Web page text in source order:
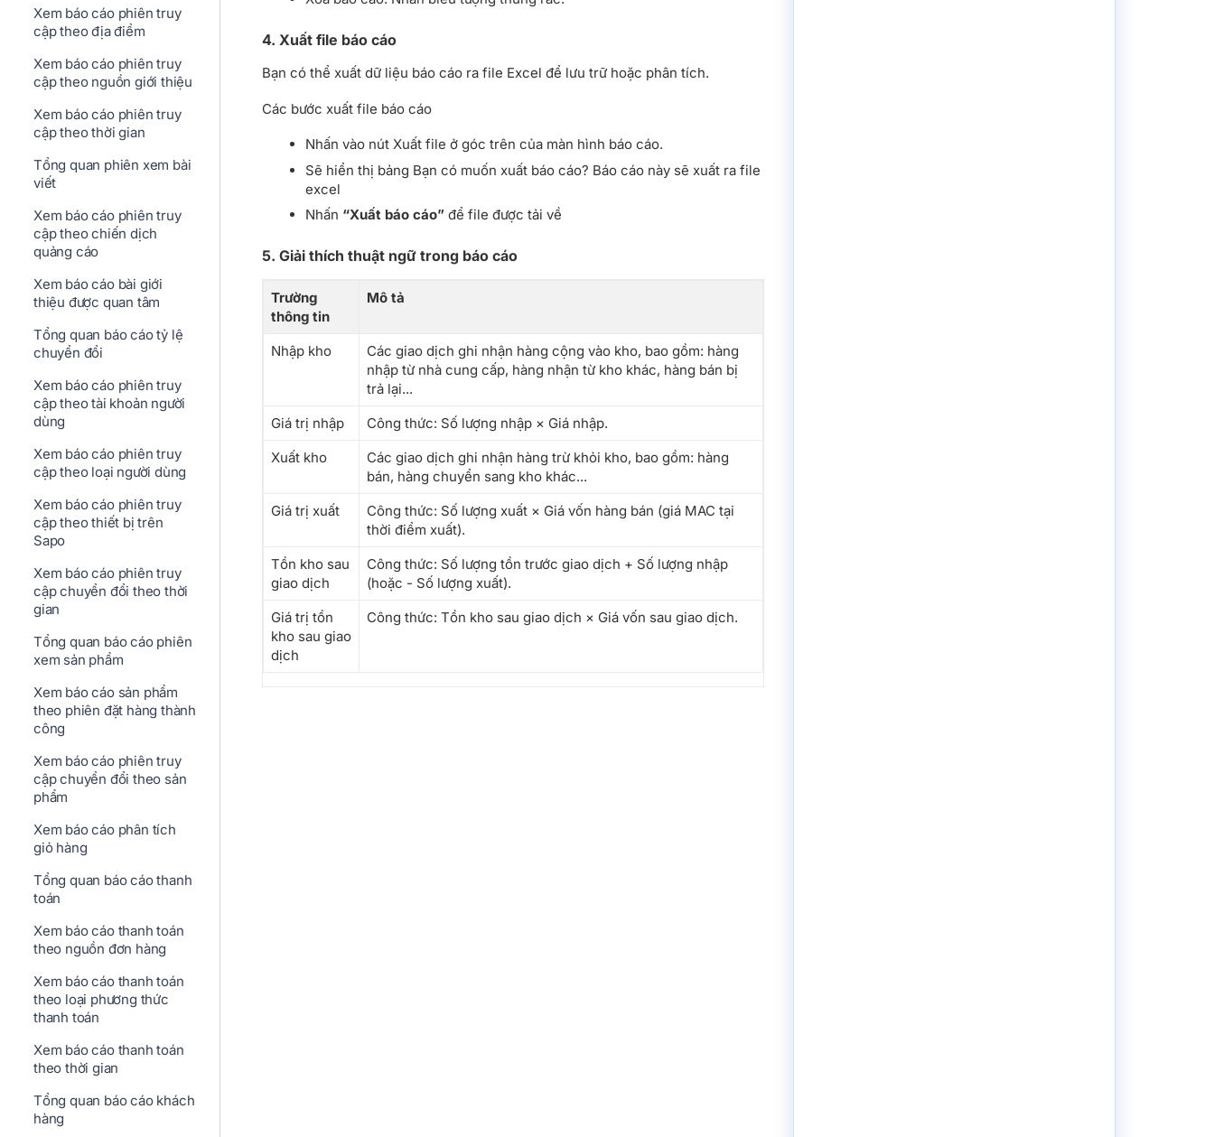
Xem báo cáo phiên truy
cập theo địa điểm
Xem báo cáo phiên truy
cập theo nguồn giới thiệu
Xem báo cáo phiên truy
cập theo thời gian
Tổng quan phiên xem bài
viết
Xem báo cáo phiên truy
cập theo chiến dịch
quảng cáo
Xem báo cáo bài giới
thiệu được quan tâm
Tổng quan báo cáo tỷ lệ
chuyển đổi
Xem báo cáo phiên truy
cập theo tài khoản người
dùng
Xem báo cáo phiên truy
cập theo loại người dùng
Xem báo cáo phiên truy
cập theo thiết bị trên
Sapo
Xem báo cáo phiên truy
cập chuyển đổi theo thời
gian
Tổng quan báo cáo phiên
xem sản phẩm
Xem báo cáo sản phẩm
theo phiên đặt hàng thành
công
Xem báo cáo phiên truy
cập chuyển đổi theo sản
phẩm
Xem báo cáo phân tích
giỏ hàng
Tổng quan báo cáo thanh
toán
Xem báo cáo thanh toán
theo nguồn đơn hàng
Xem báo cáo thanh toán
theo loại phương thức
thanh toán
Xem báo cáo thanh toán
theo thời gian
Tổng quan báo cáo khách
hàng
4. Xuất file báo cáo
Bạn có thể xuất dữ liệu báo cáo ra file Excel để lưu trữ hoặc phân tích.
Các bước xuất file báo cáo
Nhấn vào nút Xuất file ở góc trên của màn hình báo cáo.
Sẽ hiển thị bảng Bạn có muốn xuất báo cáo? Báo cáo này sẽ xuất ra file
excel
Nhấn “Xuất báo cáo” để file được tải về
5. Giải thích thuật ngữ trong báo cáo
Trường
thông tin
Mô tả
Nhập kho
Các giao dịch ghi nhận hàng cộng vào kho, bao gồm: hàng
nhập từ nhà cung cấp, hàng nhận từ kho khác, hàng bán bị
trả lại...
Giá trị nhập
Công thức: Số lượng nhập × Giá nhập.
Xuất kho
Các giao dịch ghi nhận hàng trừ khỏi kho, bao gồm: hàng
bán, hàng chuyển sang kho khác...
Giá trị xuất
Công thức: Số lượng xuất × Giá vốn hàng bán (giá MAC tại
thời điểm xuất).
Tồn kho sau
giao dịch
Công thức: Số lượng tồn trước giao dịch + Số lượng nhập
(hoặc - Số lượng xuất).
Giá trị tồn
kho sau giao
dịch
Công thức: Tồn kho sau giao dịch × Giá vốn sau giao dịch.